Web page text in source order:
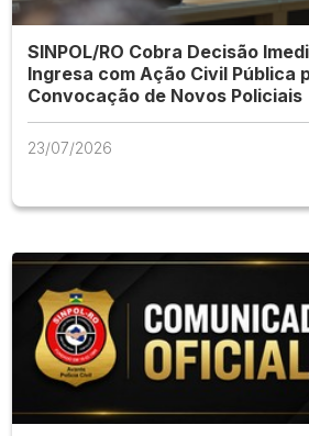
SINPOL/RO Cobra Decisão
Ingresa com Ação Civil Pública
Convocação de Novos Policiais
23/07/2026